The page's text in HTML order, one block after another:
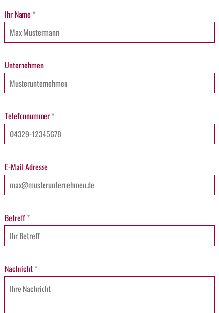
Ihr Name *
Unternehmen
Telefonnummer*
E-Mail Adresse
Betreff*
Nachricht*